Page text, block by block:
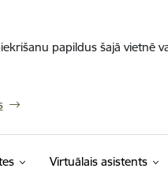
papildus šajā vietnē
Virtuālais asistents